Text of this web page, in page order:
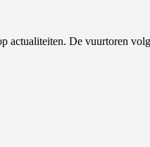
De vuurtoren